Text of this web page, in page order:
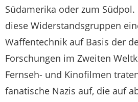
Südamerika oder zum
diese Widerstandsgruppen
Waffentechnik auf Basis der
Forschungen im Zweiten
Fernseh- und Kinofilmen
fanatische Nazis auf, die auf